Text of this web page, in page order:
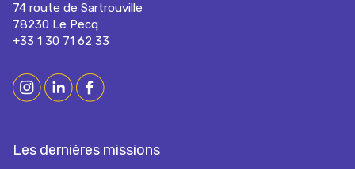
74 route de Sartrouville
78230 Le Pecq
+33 1 30 71 62 33
Les dernières missions